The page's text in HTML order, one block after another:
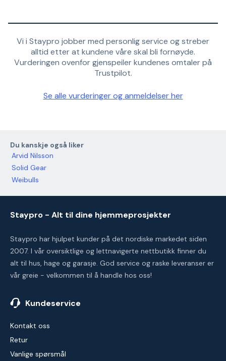
Vi i Staypro jobber med personlig service og streber
alltid etter at kundene våre skal bli fornøyde.
Vurderingen ovenfor gjenspeiler kundenes omtaler på
Trustpilot.
Se alle vurderinger og anmeldelser her
Du kanskje også liker
Arvid Nilsson
Solid Gear
Weibulls
Staypro - Alt til dine hjemmeprosjekter
Staypro har hjulpet kunder på det nordiske markedet siden
2007. I vår oversiktlige og lettnavigerte nettbutikk finner du
alt til hus, hage og garasje. God service og raske leveranser er
vår greie - velkommen til å handle hos oss!
Kundeservice
Kontakt oss
Retur
Vanlige spørsmål